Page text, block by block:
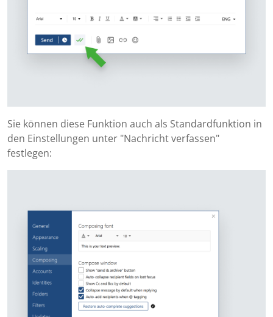
Sie können diese Funktion auch als Standardfunktion in
den Einstellungen unter "Nachricht verfassen"
festlegen: